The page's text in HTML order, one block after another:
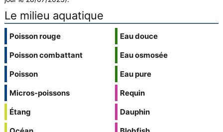
Le milieu aquatique
Poisson rouge
Poisson combattant
Poisson
Micros-poissons
Étang
Eau douce
Eau osmosée
Eau pure
Requin
Dauphin